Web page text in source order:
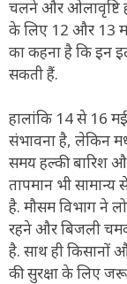
चलने और ओलावृष्टि
के लिए 12 और 13
का कहना है कि इन
सकती हैं.
हालांकि 14 से 16
संभावना है, लेकिन
समय हल्की बारिश
तापमान भी सामान्य
है. मौसम विभाग ने
रहने और बिजली
है. साथ ही किसानों
की सुरक्षा के लिए